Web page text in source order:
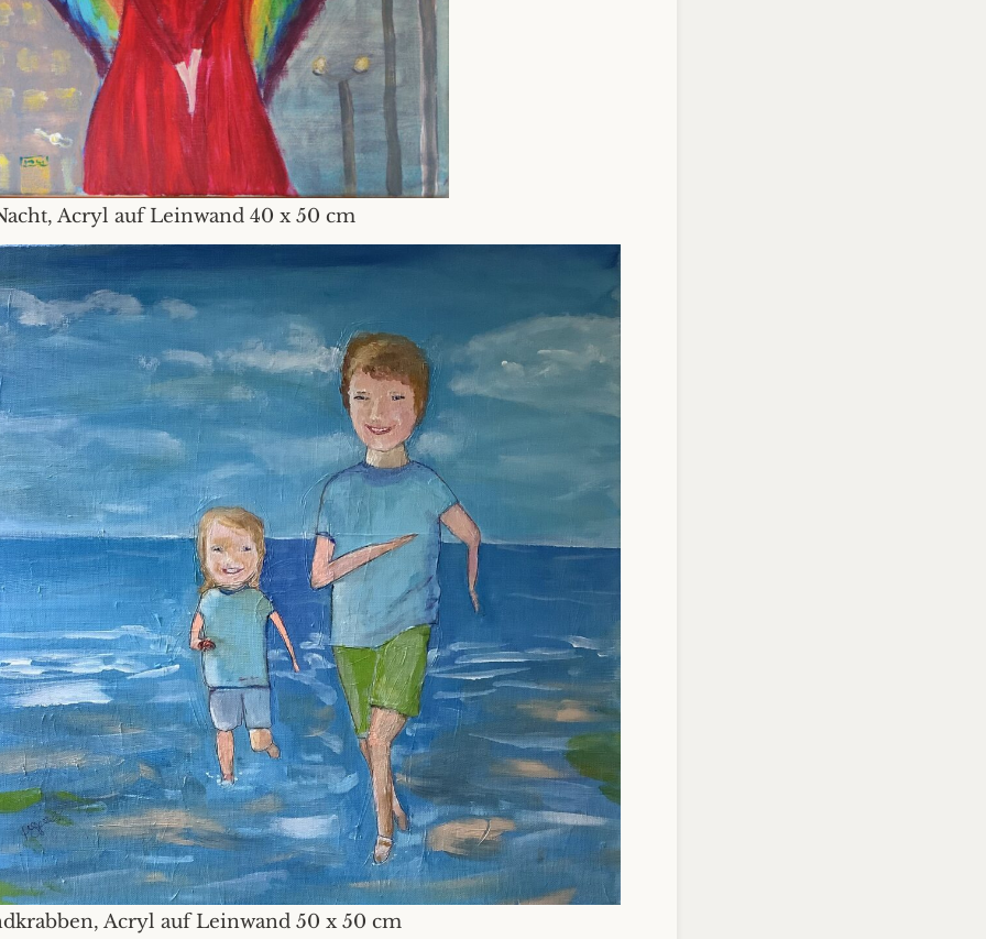
Acryl auf Leinwand 40 x 50 cm
Acryl auf Leinwand 50 x 50 cm